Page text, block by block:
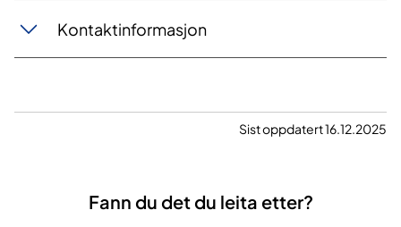
​Kontaktinformasjon
Sist oppdatert 16.12.2025
Fann du det du leita etter?